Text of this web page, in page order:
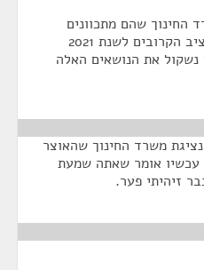
החינוך שהם מתכוונים
להעלות את הנושא לדיוני התקציב הקרובים לשנת 2021
נשקול את הנושאים האלה
משרד החינוך שהאוצר
עכשיו אומר שאתה שמעת
זיהיתי פער.